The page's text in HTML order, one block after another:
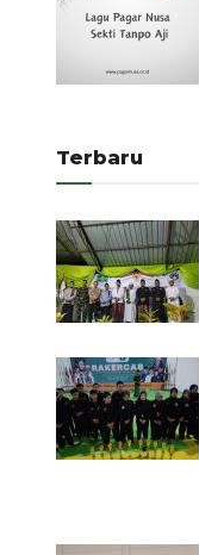
Terbaru